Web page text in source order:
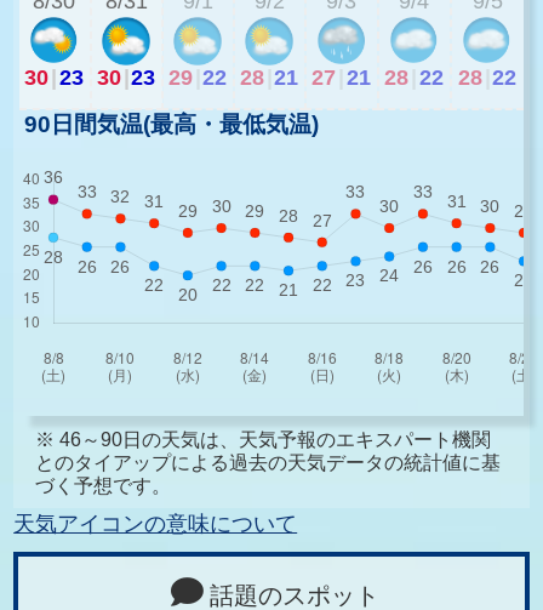
30|23 30|23 29 22 28 21 27 21 28 22 28 22
90日間気温(最高・最低気温)
※ 46～90日の天気は、天気予報のエキスパート機関
とのタイアップによる過去の天気データの統計値に基
づく予想です。
天気アイコンの意味について
話題のスポット